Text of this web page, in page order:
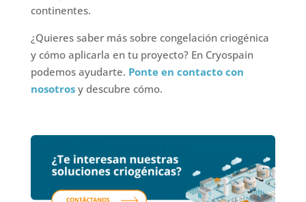
continentes.
¿Quieres saber más sobre congelación criogénica
y cómo aplicarla en tu proyecto? En Cryospain
podemos ayudarte. Ponte en contacto con
nosotrosy descubre cómo.